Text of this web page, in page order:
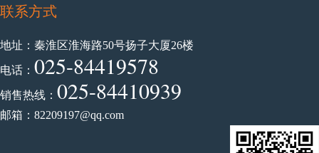
联系方式
地址：秦淮区淮海路50号扬子大厦26楼
电话： 025-84419578
销售热线： 025-84410939
邮箱：82209197@qq.com